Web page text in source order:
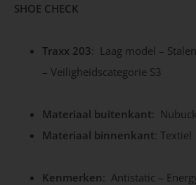
SHOE CHECK
Traxx 203: Laag model –
– Veiligheidscategorie S3
Materiaal buitenkant:
Materiaal binnenkant: Textiel
Kenmerken: Antistatic –